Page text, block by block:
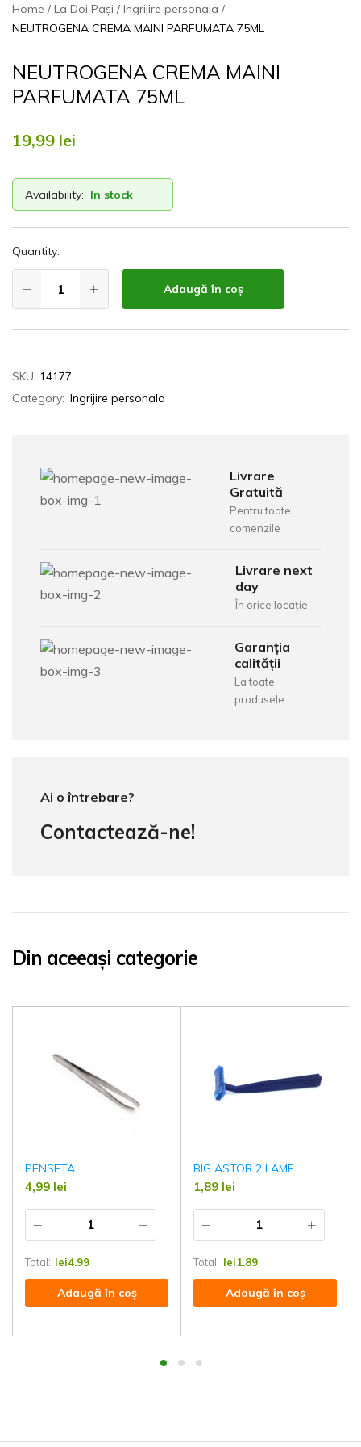
Home La Doi Pași
Ingrijire personala
NEUTROGENA CREMA MAINI PARFUMATA 75ML
NEUTROGENA CREMA MAINI
PARFUMATA 75ML
19,99 lei
Availability: In stock
Quantity:
Adaugă în coș
SKU: 14177
Category: Ingrijire personala
Livrare
Gratuită
Pentru toate
comenzile
Livrare next
day
În orice locație
Garanția
calității
La toate
produsele
Ai o întrebare?
Contactează-ne!
Din aceeași categorie
PENSETA
4,99 lei
Total: lei4.99
Adaugă în coș
BIG ASTOR 2 LAME
1,89 lei
Total: lei1.89
Adaugă în coș